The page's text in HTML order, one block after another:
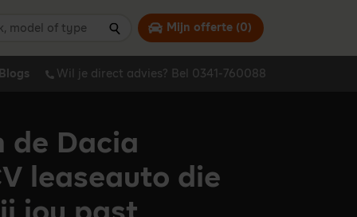
Wil je direct advies? Bel 0341-760088
of type
Zoeken
Mijn offerte (0)
de Dacia
leaseauto die